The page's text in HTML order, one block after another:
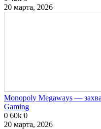
20 марта, 2026
Monopoly Megaways —
Gaming
0 60k 0
20 марта, 2026